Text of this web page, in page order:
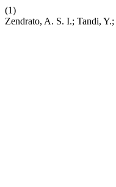
(1)
Zendrato, A. S. I.; Tandi,